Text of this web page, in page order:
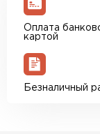
Оплата
картой
Безналичный